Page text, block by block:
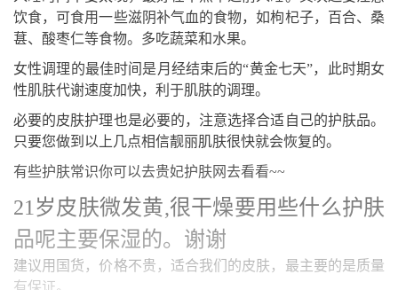
饮食，可食用一些滋阴补气血的食物，如枸杞子，百合、桑
葚、酸枣仁等食物。多吃蔬菜和水果。
女性调理的最佳时间是月经结束后的“黄金七天”，此时期女
性肌肤代谢速度加快，利于肌肤的调理。
必要的皮肤护理也是必要的，注意选择合适自己的护肤品。
只要您做到以上几点相信靓丽肌肤很快就会恢复的。
有些护肤常识你可以去贵妃护肤网去看看~~
21岁皮肤微发黄,很干燥要用些什么护肤
品呢主要保湿的。谢谢
建议用国货，价格不贵，适合我们的皮肤，最主要的是质量
有保证。